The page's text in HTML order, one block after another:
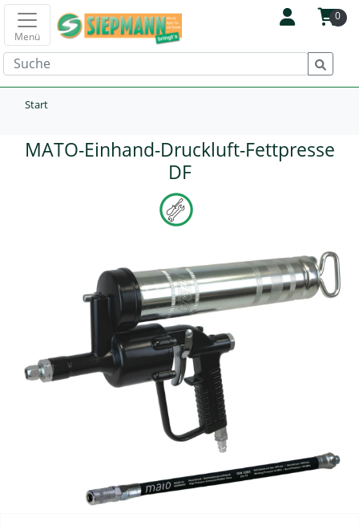
0
Menü
Start
MATO-Einhand-Druckluft-Fettpresse
DF